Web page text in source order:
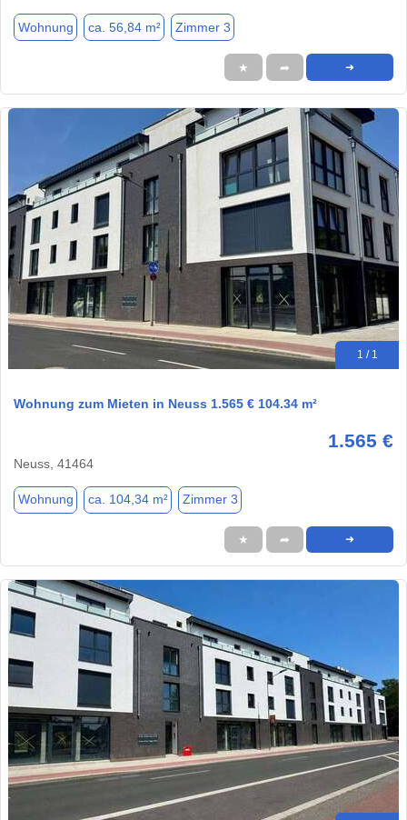
Wohnung ca. 56,84 m² Zimmer 3
★ ➦ ➜
1 / 1
Wohnung zum Mieten in Neuss 1.565 € 104.34 m²
1.565 €
Neuss, 41464
Wohnung ca. 104,34 m² Zimmer 3
★ ➦ ➜